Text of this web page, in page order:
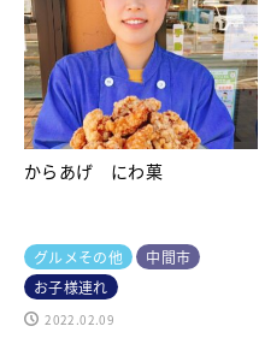
からあげ にわ菓
グルメその他
中間市
お子様連れ
2022.02.09